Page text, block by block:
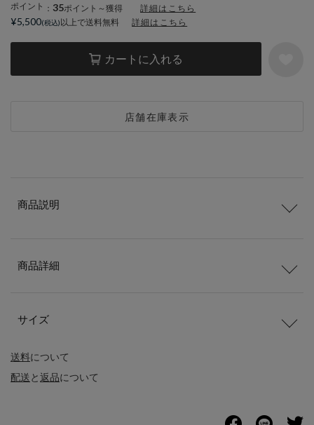
ポイント ： 35ポイント～獲得 詳細はこちら
カートに入れる
店舗在庫表示
¥5,500 以上で送料無料 詳細はこちら
送料について
配送と返品について
商品説明
商品詳細
サイズ